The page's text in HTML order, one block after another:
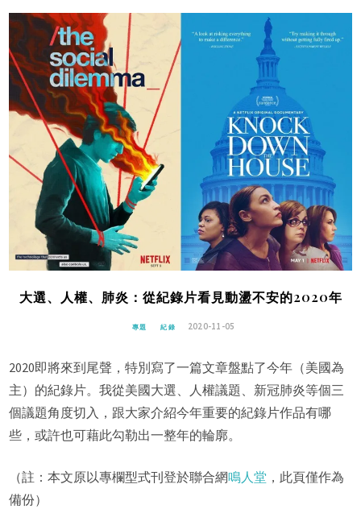
大選、人權、肺炎：從紀錄片看見動盪不安的2020年
專題 紀錄 2020-11-05
2020即將來到尾聲，特別寫了一篇文章盤點了今年（美國為
主）的紀錄片。我從美國大選、人權議題、新冠肺炎等個三
個議題角度切入，跟大家介紹今年重要的紀錄片作品有哪
些，或許也可藉此勾勒出一整年的輪廓。
（註：本文原以專欄型式刊登於聯合網鳴人堂 ，此頁僅作為
備份）